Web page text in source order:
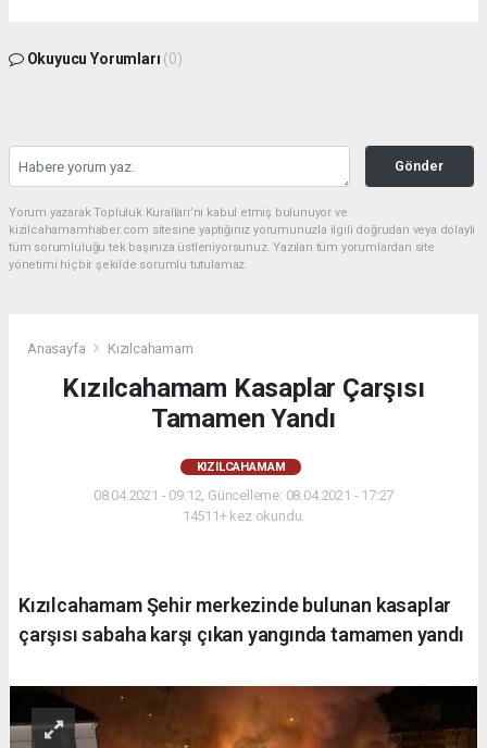
Okuyucu Yorumları (0)
Gönder
Yorum yazarak Topluluk Kuralları’nı kabul etmiş bulunuyor ve
kizilcahamamhaber.com sitesine yaptığınız yorumunuzla ilgili doğrudan veya dolaylı
tüm sorumluluğu tek başınıza üstleniyorsunuz. Yazılan tüm yorumlardan site
yönetimi hiçbir şekilde sorumlu tutulamaz.
Anasayfa Kızılcahamam
Kızılcahamam Kasaplar Çarşısı
Tamamen Yandı
KIZILCAHAMAM
08.04.2021 - 09:12, Güncelleme: 08.04.2021 - 17:27
14511+ kez okundu.
Kızılcahamam Şehir merkezinde bulunan kasaplar
çarşısı sabaha karşı çıkan yangında tamamen yandı